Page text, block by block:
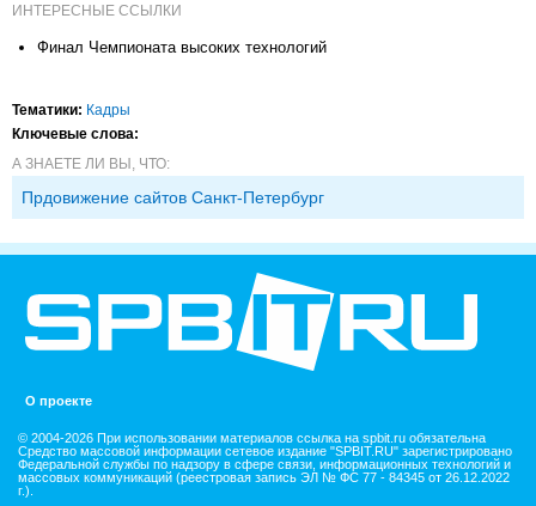
ИНТЕРЕСНЫЕ ССЫЛКИ
Финал Чемпионата высоких технологий
Тематики: Кадры
Ключевые слова:
А ЗНАЕТЕ ЛИ ВЫ, ЧТО:
Прдовижение сайтов Санкт-Петербург
О проекте
© 2004-2026 При использовании материалов ссылка на spbit.ru обязательна
Средство массовой информации сетевое издание "SPBIT.RU" зарегистрировано
Федеральной службы по надзору в сфере связи, информационных технологий и
массовых коммуникаций (реестровая запись ЭЛ № ФС 77 - 84345 от 26.12.2022
г.).